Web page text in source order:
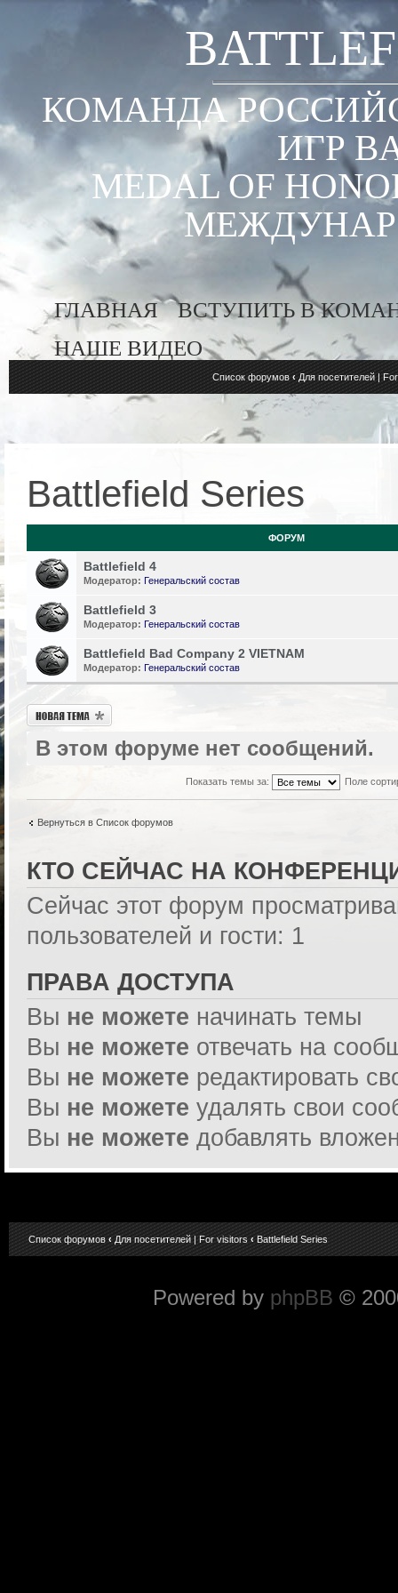
КОМАНДА
ИГР
MEDAL OF
ГЛАВНАЯ
ВСТУПИТЬ В
НАШЕ ВИДЕО
Список форумов ‹ Для посетителей |
Battlefield Series
ФОРУМ
Battlefield 4
Модератор: Генеральский состав
Battlefield 3
Модератор: Генеральский состав
Battlefield Bad Company 2 VIETNAM
Модератор: Генеральский состав
Новая тема
В этом форуме нет сообщений.
Показать темы за: Поле
Вернуться в Список форумов
КТО СЕЙЧАС НА
Сейчас этот форум
пользователей и гости: 1
ПРАВА ДОСТУПА
Вы не можете начинать темы
Вы не можете отвечать на
Вы не можете редактировать
Вы не можете удалять свои
Вы не можете добавлять
Список форумов ‹ Для посетителей | For visitors ‹ Battlefield Series
Powered by phpBB ©